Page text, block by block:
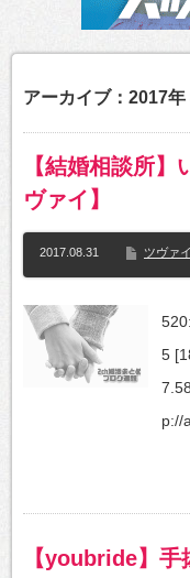
アーカイブ：2017年
【結婚相談所
ヴァイ】
2017.08.31 ツヴァ
5
p://
【youbride】